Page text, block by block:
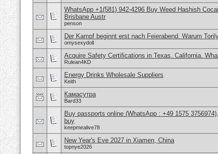
WhatsApp +1(581) 942-4296 Buy Weed Hashish
Brisbane Austr
penson
Der Kampf beginnt erst nach Feierabend. Warum
omysexydoll
Acquire Safety Certifications in Texas. California.
Rulean4KD
Energy Drinks Wholesale Suppliers
Keith
Камасутра
Bard33
Buy passports online (WhatsApp : +49 1575
buy
keepmealive78
New Year's Eve 2027 in Xiamen, China
topnye2026